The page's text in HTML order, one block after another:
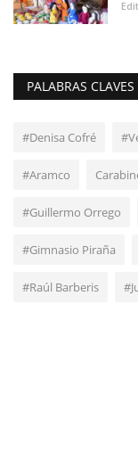
PALABRAS CLAVES
#Denisa Cofré
#Aramco
#Guillermo Orrego
#Gimnasio Piraña
#Raúl Barberis